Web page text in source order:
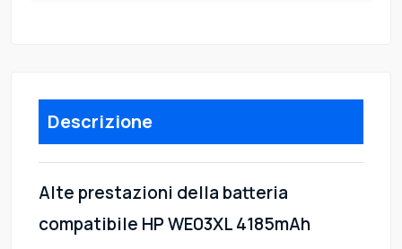
Descrizione
Alte prestazioni della batteria
compatibile HP WE03XL 4185mAh